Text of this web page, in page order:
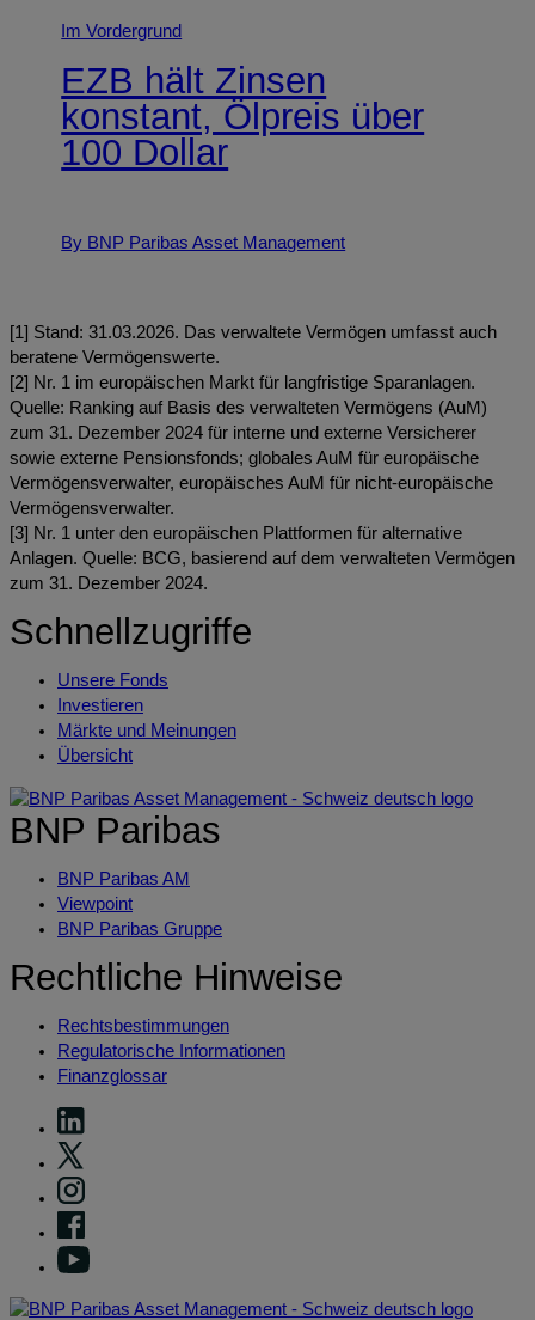
Im Vordergrund
EZB hält Zinsen
konstant, Ölpreis über
100 Dollar
By BNP Paribas Asset Management
[1] Stand: 31.03.2026. Das verwaltete Vermögen umfasst auch
beratene Vermögenswerte.
[2] Nr. 1 im europäischen Markt für langfristige Sparanlagen.
Quelle: Ranking auf Basis des verwalteten Vermögens (AuM)
zum 31. Dezember 2024 für interne und externe Versicherer
sowie externe Pensionsfonds; globales AuM für europäische
Vermögensverwalter, europäisches AuM für nicht-europäische
Vermögensverwalter.
[3] Nr. 1 unter den europäischen Plattformen für alternative
Anlagen. Quelle: BCG, basierend auf dem verwalteten Vermögen
zum 31. Dezember 2024.
Schnellzugriffe
Unsere Fonds
Investieren
Märkte und Meinungen
Übersicht
BNP Paribas
BNP Paribas AM
Viewpoint
BNP Paribas Gruppe
Rechtliche Hinweise
Rechtsbestimmungen
Regulatorische Informationen
Finanzglossar